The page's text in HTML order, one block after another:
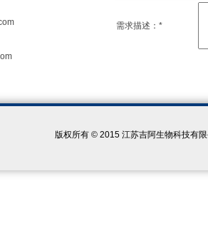
需求描述：*
版权所有 © 2015 江苏吉阿生物科技有